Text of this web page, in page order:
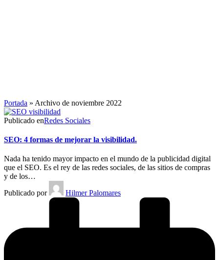
Portada » Archivo de noviembre 2022
Publicado enRedes Sociales
SEO: 4 formas de mejorar la visibilidad.
Nada ha tenido mayor impacto en el mundo de la publicidad digital
que el SEO. Es el rey de las redes sociales, de las sitios de compras
y de los…
Publicado por
Hilmer Palomares